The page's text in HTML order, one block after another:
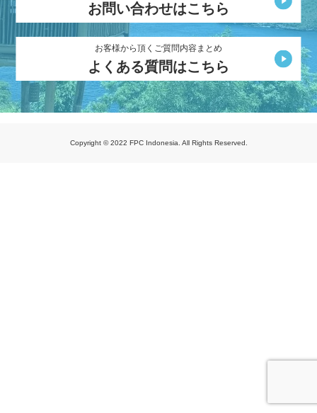
お問い合わせはこちら
お客様から頂くご質問内容まとめ
よくある質問はこちら
Copyright © 2022 FPC Indonesia. All Rights Reserved.